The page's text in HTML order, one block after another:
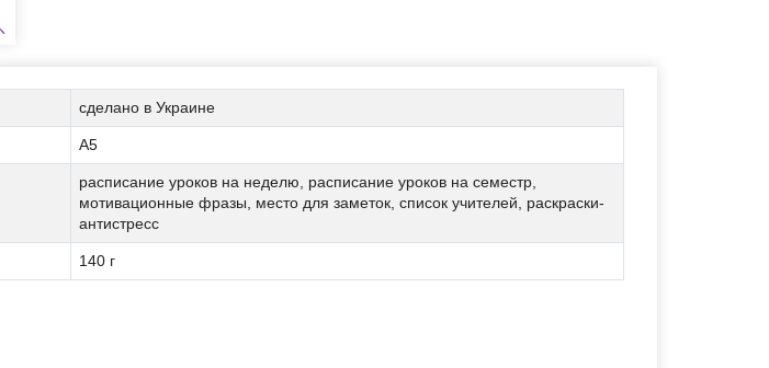
сделано в Украине
А5
расписание уроков на неделю, расписание уроков на семестр,
мотивационные фразы, место для заметок, список учителей, раскраски-
антистресс
140 г
на номер: